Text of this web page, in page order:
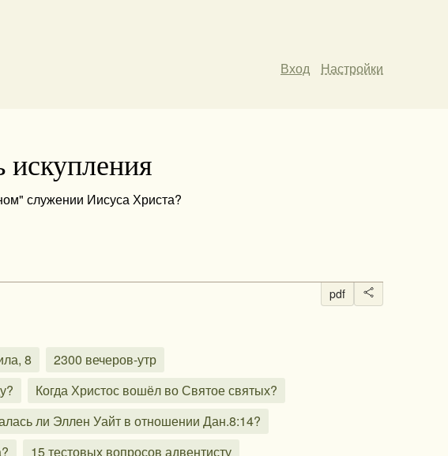
Вход Настройки
служении Иисуса Христа?
pdf
8
2300 вечеров-утр
Когда Христос вошёл во Святое святых?
ли Эллен Уайт в отношении Дан.8:14?
15 тестовых вопросов адвентисту